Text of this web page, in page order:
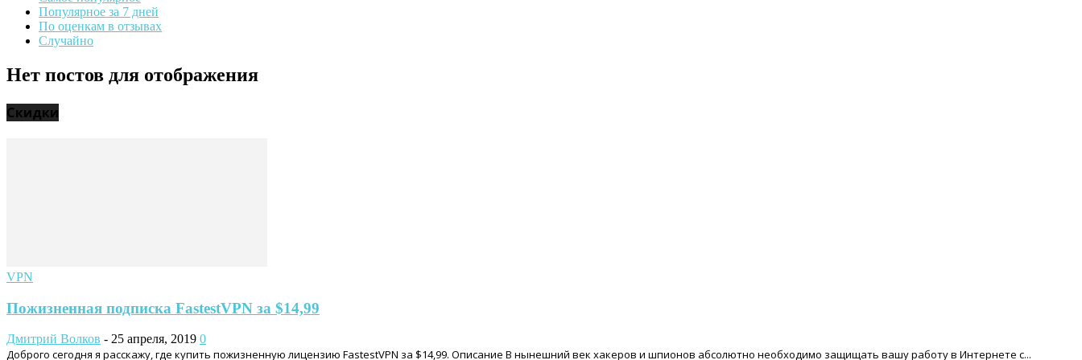
Популярное за 7 дней
По оценкам в отзывах
Случайно
Нет постов для отображения
Скидки
VPN
Пожизненная подписка FastestVPN за $14,99
Дмитрий Волков - 25 апреля, 2019 0
Доброго сегодня я расскажу, где купить пожизненную лицензию FastestVPN за $14,99. Описание В нынешний век хакеров и шпионов абсолютно необходимо защищать вашу работу в Интернете с...